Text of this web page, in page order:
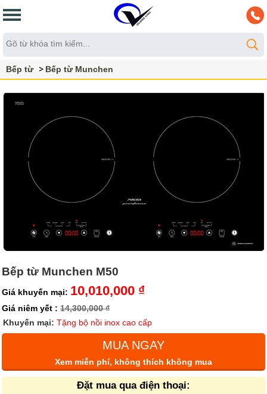
Bếp từ Bếp từ Munchen
Bếp từ Munchen M50
Giá khuyến mại: 10,010,000 ₫
Giá niêm yết : 14,300,000 ₫
Khuyến mại: Tặng bộ nồi inox cao cấp
MUA NGAY
Xem miễn phí, không thích không mua
Đặt mua qua điện thoại: